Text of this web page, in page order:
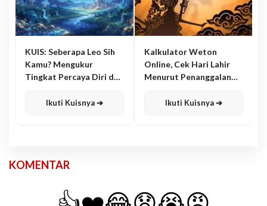
KUIS: Seberapa Leo Sih
Kamu? Mengukur
Tingkat Percaya Diri dan
Ikuti Kuisnya ➔
Kalkulator Weton
Online, Cek Hari Lahir
Menurut Penanggalan
Ikuti Kuisnya ➔
KOMENTAR